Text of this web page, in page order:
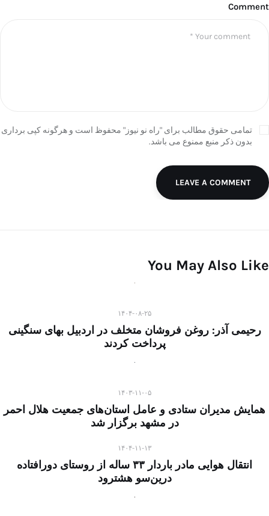
Comment
تمامی حقوق مطالب برای "راه نو نیوز" محفوظ است و هرگونه کپی برداری
بدون ذکر منبع ممنوع می باشد.
LEAVE A COMMENT
You May Also Like
۱۴۰۴-۰۸-۲۵
رحیمی آذر: روغن فروشان متخلف در اردبیل بهای سنگینی
پرداخت کردند
۱۴۰۳-۱۱-۰۵
همایش مدیران ستادی و عامل استان‌های جمعیت هلال احمر
در مشهد برگزار شد
۱۴۰۴-۱۱-۱۳
انتقال هوایی مادر باردار ۳۳ ساله از روستای دورافتاده
درین‌سو هشترود